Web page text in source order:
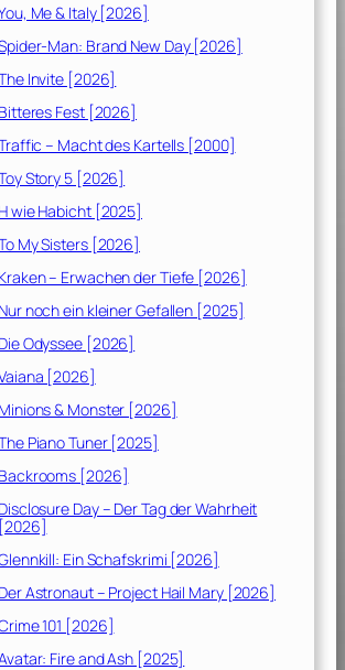
Me & Italy [2026]
Man: Brand New Day [2026]
Invite [2026]
Bitteres Fest [2026]
– Macht des Kartells [2000]
Story 5 [2026]
H wie Habicht [2025]
My Sisters [2026]
Kraken – Erwachen der Tiefe [2026]
Nur noch ein kleiner Gefallen [2025]
Die Odyssee [2026]
[2026]
Minions & Monster [2026]
Piano Tuner [2025]
Backrooms [2026]
Disclosure Day – Der Tag der Wahrheit
[2026]
Ein Schafskrimi [2026]
Der Astronaut – Project Hail Mary [2026]
101 [2026]
Fire and Ash [2025]